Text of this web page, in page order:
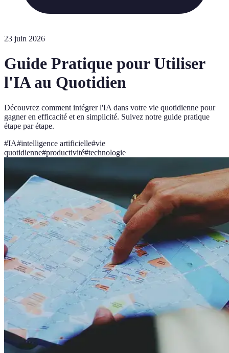
23 juin 2026
Guide Pratique pour Utiliser
l'IA au Quotidien
Découvrez comment intégrer l'IA dans votre vie quotidienne pour
gagner en efficacité et en simplicité. Suivez notre guide pratique
étape par étape.
#IA#intelligence artificielle#vie
quotidienne#productivité#technologie